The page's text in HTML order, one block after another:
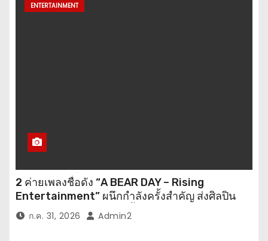
ENTERTAINMENT
2 ค่ายเพลงชื่อดัง “A BEAR DAY – Rising
Entertainment” ผนึกกำลังครั้งสำคัญ ส่งศิลปิน
“เบสท์ – เบลล์” ปล่อยซิงเกิ้ลพิเศษ เอาใจคนอินเลิฟ
ก.ค. 31, 2026 Admin2